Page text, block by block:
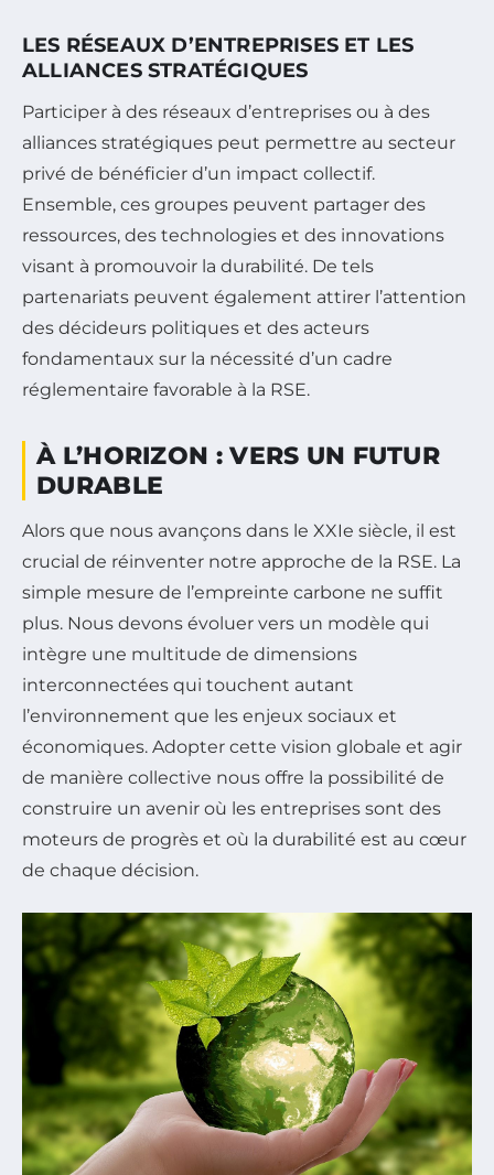
LES RÉSEAUX D’ENTREPRISES ET LES
ALLIANCES STRATÉGIQUES
Participer à des réseaux d’entreprises ou à des
alliances stratégiques peut permettre au secteur
privé de bénéficier d’un impact collectif.
Ensemble, ces groupes peuvent partager des
ressources, des technologies et des innovations
visant à promouvoir la durabilité. De tels
partenariats peuvent également attirer l’attention
des décideurs politiques et des acteurs
fondamentaux sur la nécessité d’un cadre
réglementaire favorable à la RSE.
À L’HORIZON : VERS UN FUTUR
DURABLE
Alors que nous avançons dans le XXIe siècle, il est
crucial de réinventer notre approche de la RSE. La
simple mesure de l’empreinte carbone ne suffit
plus. Nous devons évoluer vers un modèle qui
intègre une multitude de dimensions
interconnectées qui touchent autant
l’environnement que les enjeux sociaux et
économiques. Adopter cette vision globale et agir
de manière collective nous offre la possibilité de
construire un avenir où les entreprises sont des
moteurs de progrès et où la durabilité est au cœur
de chaque décision.